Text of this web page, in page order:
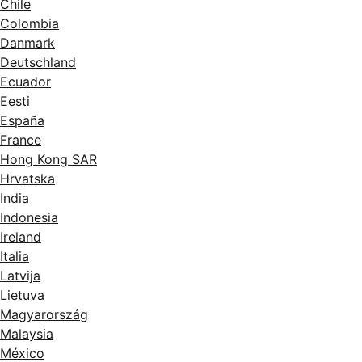
Chile
Colombia
Danmark
Deutschland
Ecuador
Eesti
España
France
Hong Kong SAR
Hrvatska
India
Indonesia
Ireland
Italia
Latvija
Lietuva
Magyarország
Malaysia
México